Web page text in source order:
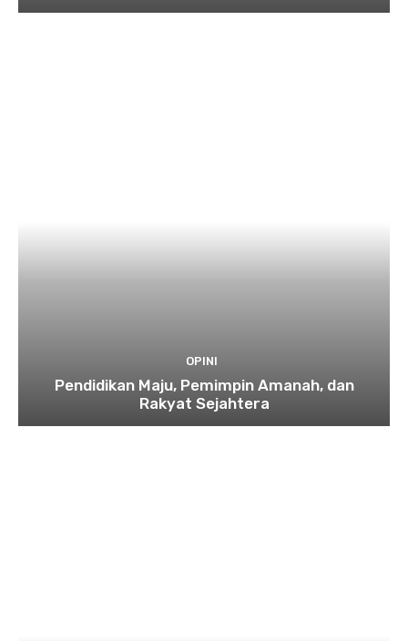
OPINI
Pendidikan Maju, Pemimpin Amanah, dan
Rakyat Sejahtera